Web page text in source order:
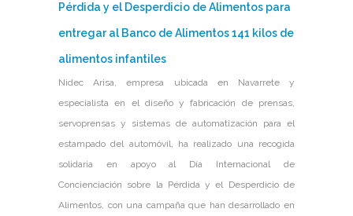
Pérdida y el Desperdicio de Alimentos para
entregar al Banco de Alimentos 141 kilos de
alimentos infantiles
Nidec Arisa, empresa ubicada en Navarrete y
especialista en el diseño y fabricación de prensas,
servoprensas y sistemas de automatización para el
estampado del automóvil, ha realizado una recogida
solidaria en apoyo al Día Internacional de
Concienciación sobre la Pérdida y el Desperdicio de
Alimentos, con una campaña que han desarrollado en